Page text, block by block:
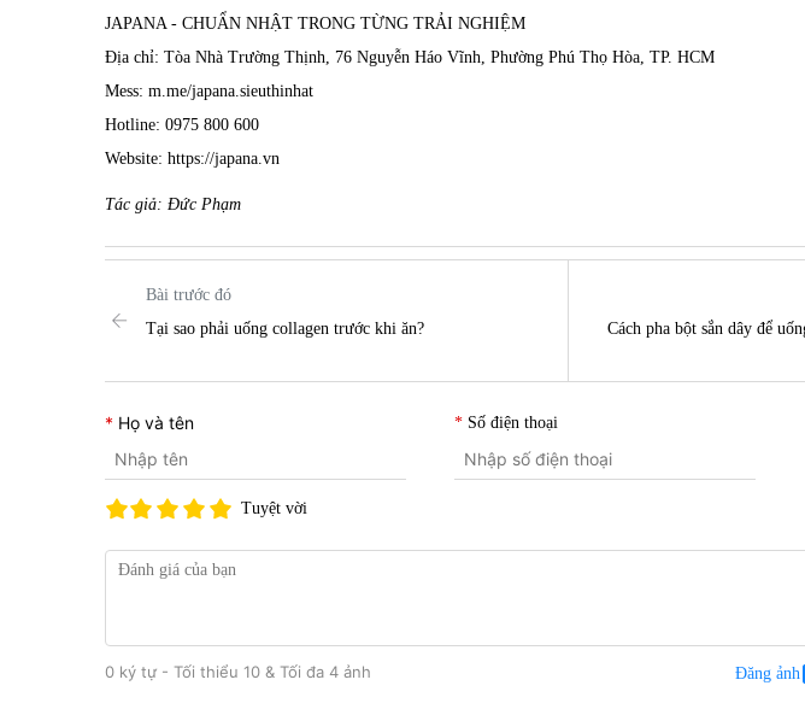
JAPANA - CHUẨN NHẬT TRONG TỪNG TRẢI NGHIỆM
Địa chỉ: Tòa Nhà Trường Thịnh, 76 Nguyễn Háo Vĩnh, Phường Phú Thọ Hòa, TP. HCM
Mess: m.me/japana.sieuthinhat
Hotline: 0975 800 600
Website: https://japana.vn
Tác giả: Đức Phạm
Bài trước đó
Tại sao phải uống collagen trước khi ăn?
Cách pha bột sắn dây để
Họ và tên Số điện thoại
Tuyệt vời
0 ký tự - Tối thiểu 10 & Tối đa 4 ảnh Đăng ảnh